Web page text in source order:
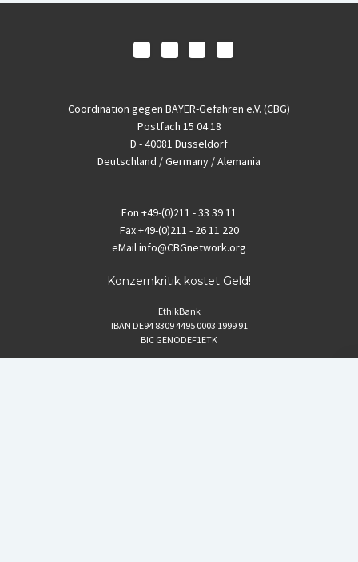
Coordination gegen BAYER-Gefahren e.V. (CBG)
Postfach 15 04 18
D - 40081 Düsseldorf
Deutschland / Germany / Alemania
Fon +49-(0)211 - 33 39 11
Fax+49-(0)211 - 26 11 220
eMailinfo@CBGnetwork.org
Konzernkritik kostet Geld!
EthikBank
IBAN DE94 8309 4495 0003 1999 91
BIC GENODEF1ETK